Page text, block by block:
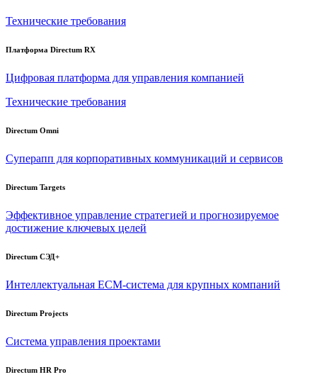
Технические требования
Платформа Directum RX
Цифровая платформа для управления компанией
Технические требования
Directum Omni
Суперапп для корпоративных коммуникаций и сервисов
Directum Targets
Эффективное управление стратегией и прогнозируемое
достижение ключевых целей
Directum СЭД+
Интеллектуальная ECM-система для крупных компаний
Directum Projects
Система управления проектами
Directum HR Pro